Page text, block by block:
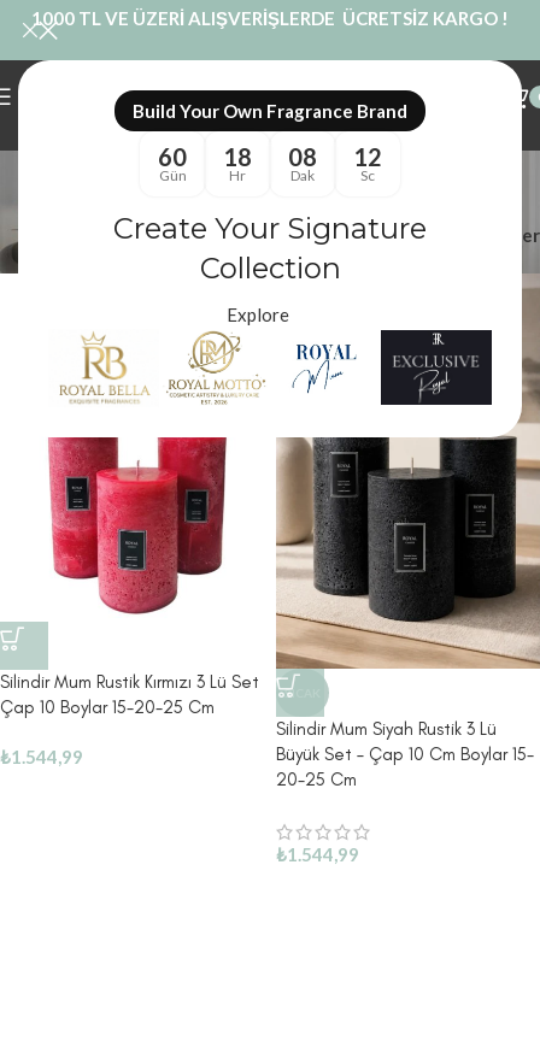
Build Your Own Fragrance Brand
60
Gün
18
Hr
08
Dak
12
Sc
Create Your Signature
Collection
Explore
1000 TL VE ÜZERİ ALIŞVERİŞLERDE ÜCRETSİZ KARGO !
Eskitme Mum
Royal Mum
Ürünler “Eskitme Mum” olarak etiketlendi Filtreler
Silindir Mum Rustik Kırmızı 3 Lü Set
Çap 10 Boylar 15-20-25 Cm
₺1.544,99
SICAK
Silindir Mum Siyah Rustik 3 Lü
Büyük Set – Çap 10 Cm Boylar 15-
20-25 Cm
₺1.544,99